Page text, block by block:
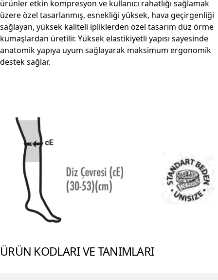
ürünler etkin kompresyon ve kullanıcı rahatlığı sağlamak
üzere özel tasarlanmış, esnekliği yüksek, hava geçirgenliği
sağlayan, yüksek kaliteli ipliklerden özel tasarım düz örme
kumaşlardan üretilir. Yüksek elastikiyetli yapısı sayesinde
anatomik yapıya uyum sağlayarak maksimum ergonomik
destek sağlar.
ÜRÜN KODLARI VE TANIMLARI